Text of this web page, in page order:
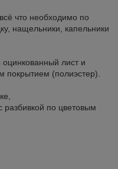
что необходимо по
нащельники, капельники
лист и
покрытием (полиэстер).
по цветовым